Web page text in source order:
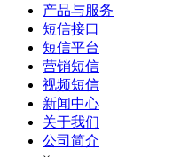
产品与服务
短信接口
短信平台
营销短信
视频短信
新闻中心
关于我们
公司简介